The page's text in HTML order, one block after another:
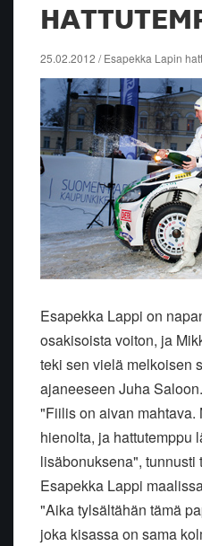
25.02.2012 / Esapekka Lapin
Esapekka Lappi on
osakisoista voiton, ja
teki sen vielä melkoisen
ajaneeseen Juha Saloon.
"Fiilis on aivan mahtava.
hienolta, ja hattutemppu
lisäbonuksena", tunnusti
Esapekka Lappi
"Aika tylsältähän tämä
joka kisassa on sama